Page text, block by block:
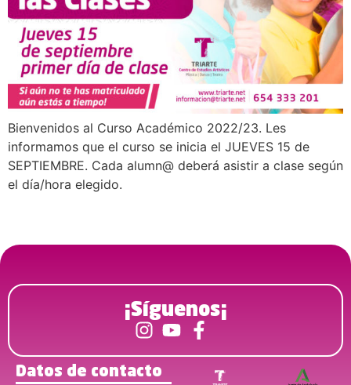
Bienvenidos al Curso Académico 2022/23. Les
informamos que el curso se inicia el JUEVES 15 de
SEPTIEMBRE. Cada alumn@ deberá asistir a clase según
el día/hora elegido.
¡Síguenos¡
Datos de contacto